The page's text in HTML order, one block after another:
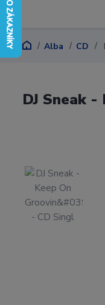
Alba CD
DJ Sneak -